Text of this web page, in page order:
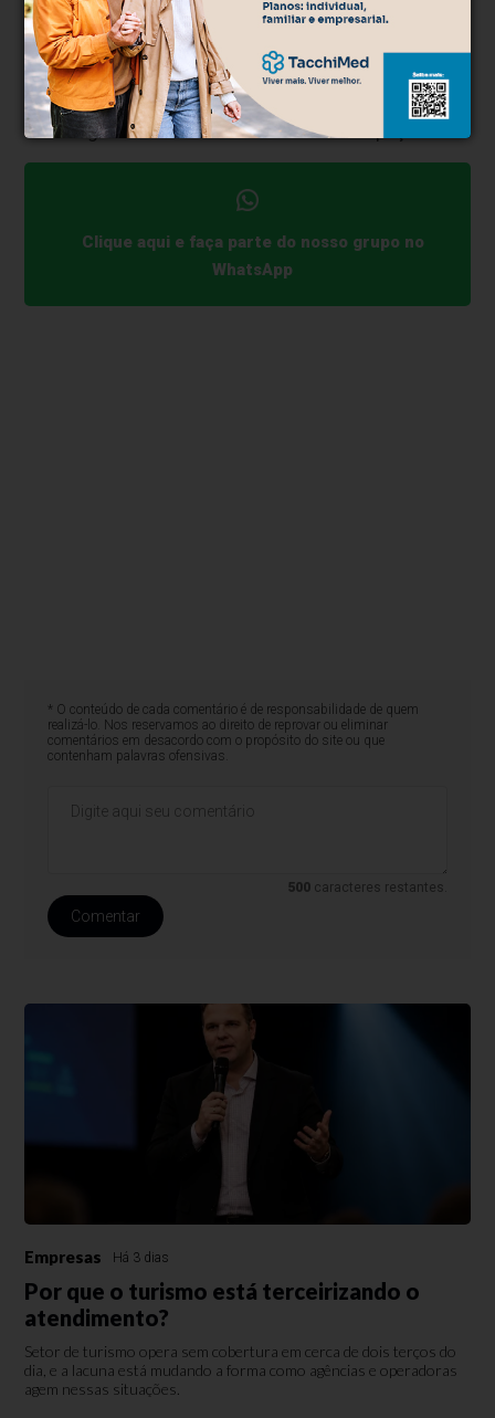
A loja reforça o conceito de que cuidar da visão não
precisa ser uma tarefa complicada. Em um ambiente
de grande circulação, com fácil acesso e
atendimento estendido, a Prisma aproxima tradição,
tecnologia e conveniência em um único espaço.
Clique aqui e faça parte do nosso grupo no
WhatsApp
* O conteúdo de cada comentário é de responsabilidade de quem
realizá-lo. Nos reservamos ao direito de reprovar ou eliminar
comentários em desacordo com o propósito do site ou que
contenham palavras ofensivas.
500 caracteres restantes.
Comentar
Empresas Há 3 dias
Por que o turismo está terceirizando o
atendimento?
Setor de turismo opera sem cobertura em cerca de dois terços do
dia, e a lacuna está mudando a forma como agências e operadoras
agem nessas situações.